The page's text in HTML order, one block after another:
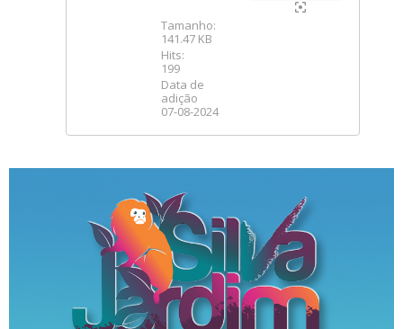
Tamanho:
141.47 KB
Hits:
199
Data de
adição
07-08-2024